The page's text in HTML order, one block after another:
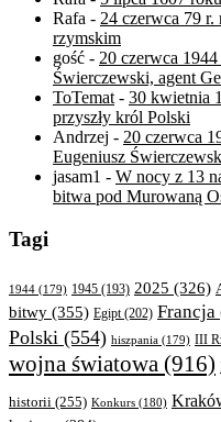
Rafa - 24 czerwca 79 r.
rzymskim
gość - 20 czerwca 1944
Świerczewski, agent
ToTemat- 30 kwietnia
przyszły król Polski
Andrzej - 20 czerwca
Eugeniusz
jasam1 - W nocy z 13
bitwa pod Murowaną
Tagi
1944 (179) 1945 (193) 2025 (326)
bitwy (355) Egipt(202) Francja
Polski (554) hiszpania (179) III
wojna światowa (916)
historii (255) Konkurs (180)